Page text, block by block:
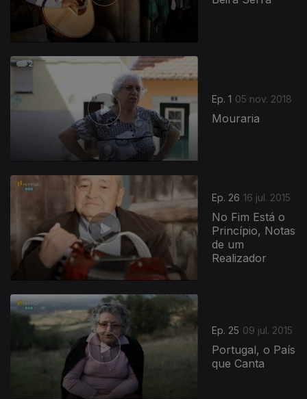
Ep. 1 05 nov. 2018
Mouraria
Ep. 26 16 jul. 2015
No Fim Está o
Princípio, Notas
de um
Realizador
Ep. 25 09 jul. 2015
Portugal, o País
que Canta